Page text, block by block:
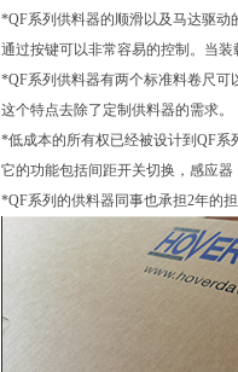
*QF系列供料器的顺滑以及马达驱动
通过按键可以非常容易的控制。当
*QF系列供料器有两个标准料卷尺可
这个特点去除了定制供料器的需求。
*低成本的所有权已经被设计到QF系
它的功能包括间距开关切换，感应
*QF系列的供料器同事也承担2年的担